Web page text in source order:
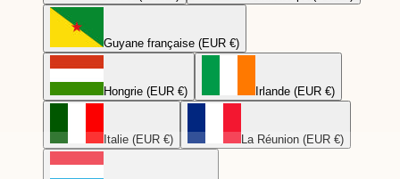
Guyane française (EUR €)
Hongrie (EUR €) Irlande (EUR €)
Italie (EUR €) La Réunion (EUR €)